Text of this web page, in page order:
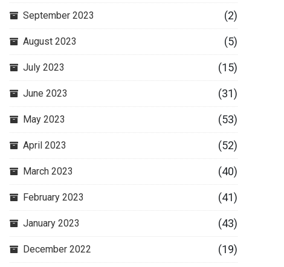
September 2023 (2)
August 2023 (5)
July 2023 (15)
June 2023 (31)
May 2023 (53)
April 2023 (52)
March 2023 (40)
February 2023 (41)
January 2023 (43)
December 2022 (19)